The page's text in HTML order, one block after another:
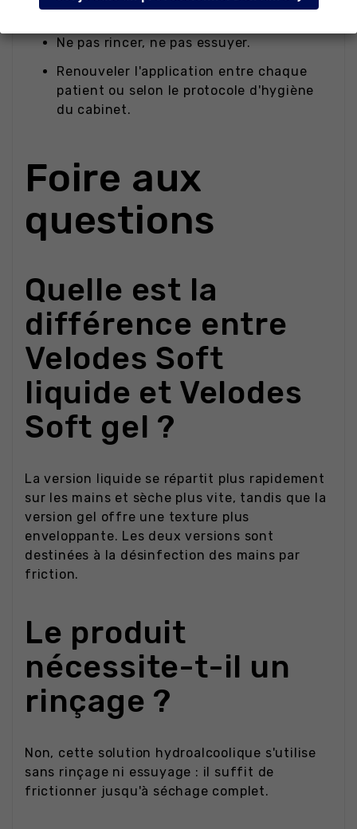
poignets) jusqu'au séchage complet.
Ne pas rincer, ne pas essuyer.
Renouveler l'application entre chaque
patient ou selon le protocole d'hygiène
du cabinet.
Foire aux
questions
Quelle est la
différence entre
Velodes Soft
liquide et Velodes
Soft gel ?
La version liquide se répartit plus rapidement
sur les mains et sèche plus vite, tandis que la
version gel offre une texture plus
enveloppante. Les deux versions sont
destinées à la désinfection des mains par
friction.
Le produit
nécessite-t-il un
rinçage ?
Non, cette solution hydroalcoolique s'utilise
sans rinçage ni essuyage : il suffit de
frictionner jusqu'à séchage complet.